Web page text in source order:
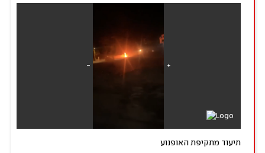
תיעוד מתקיפת האופנוע